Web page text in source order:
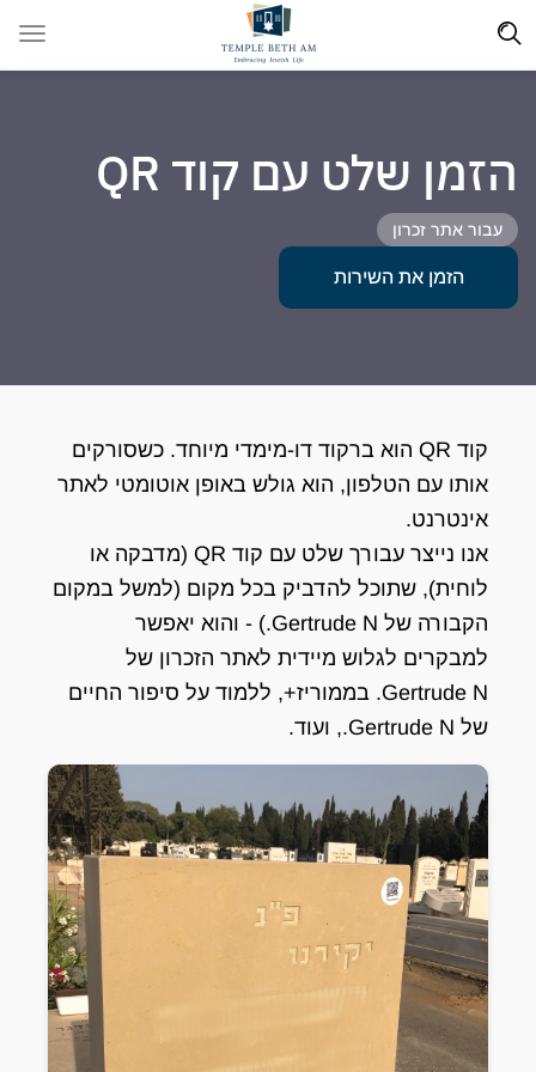
הזמן שלט עם קוד QR
עבור אתר זכרון
הזמן את השירות
קוד QR הוא ברקוד דו-מימדי מיוחד. כשסורקים
אותו עם הטלפון, הוא גולש באופן אוטומטי לאתר
אינטרנט.
אנו נייצר עבורך שלט עם קוד QR (מדבקה או
לוחית), שתוכל להדביק בכל מקום (למשל במקום
הקבורה של Gertrude N.) - והוא יאפשר
למבקרים לגלוש מיידית לאתר הזכרון של
Gertrude N. בממוריז+, ללמוד על סיפור החיים
של Gertrude N., ועוד.